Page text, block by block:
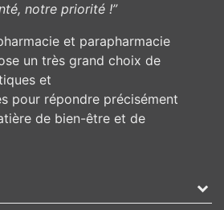
notre priorité !”
et parapharmacie
un très grand choix de
et
pour répondre précisément
de bien-être et de